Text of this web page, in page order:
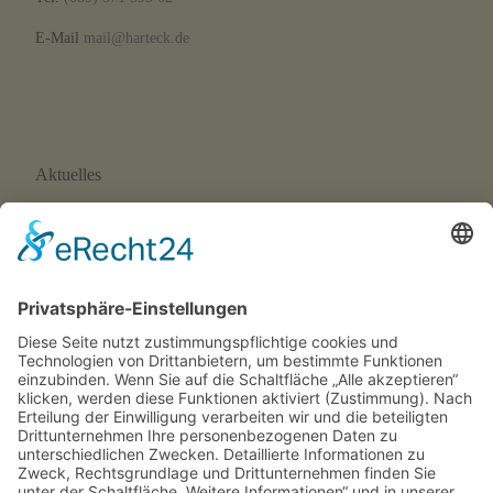
E-Mail mail@harteck.de
Aktuelles
Neue Eltern-Kind-Turnstunde ab September 2026
Wir suchen Trainer*innen!
SFH-News 171 · 01/26
SFH-News 170 · 04/25
Rechtliches